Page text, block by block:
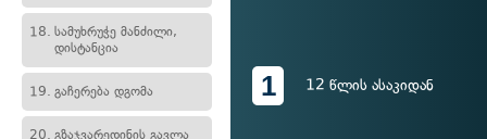
18. სამუხრუჭე მანძილი,
დისტანცია
19. გაჩერება დგომა
20. გზაჯვარედინის გავლა
1 12 წლის ასაკიდან